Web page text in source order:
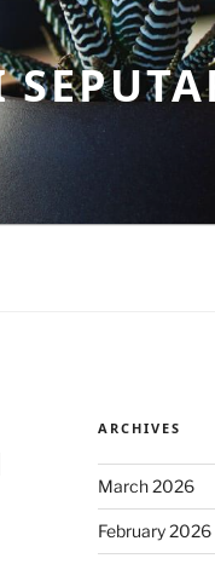
ARCHIVES
March 2026
February 2026